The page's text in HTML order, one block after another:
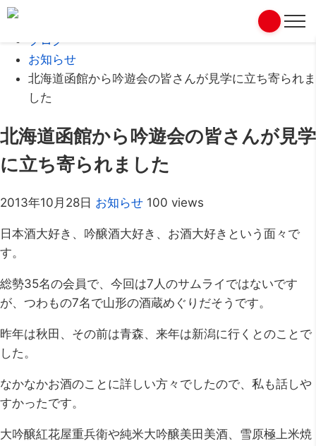
ブログ
お知らせ
北海道函館から吟遊会の皆さんが見学に立ち寄られま
した
北海道函館から吟遊会の皆さんが見学
に立ち寄られました
2013年10月28日 お知らせ 100 views
日本酒大好き、吟醸酒大好き、お酒大好きという面々で
す。
総勢35名の会員で、今回は7人のサムライではないです
が、つわもの7名で山形の酒蔵めぐりだそうです。
昨年は秋田、その前は青森、来年は新潟に行くとのことで
した。
なかなかお酒のことに詳しい方々でしたので、私も話しや
すかったです。
大吟醸紅花屋重兵衛や純米大吟醸美田美酒、雪原極上米焼